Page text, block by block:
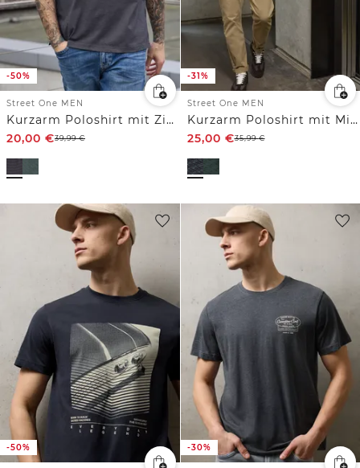
-50%
Street One MEN
Kurzarm Poloshirt mit Zipperdetail
20,00 €39,99€
-31%
Street One MEN
Kurzarm Poloshirt mit Minimal Print
25,00 €35,99€
-50% -30%